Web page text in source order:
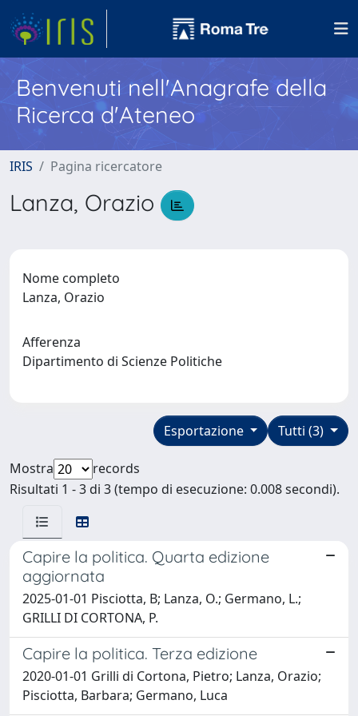
Benvenuti nell'Anagrafe della
Ricerca d'Ateneo
IRIS Pagina ricercatore
Lanza, Orazio
Nome completo
Lanza, Orazio
Afferenza
Dipartimento di Scienze Politiche
Tutti (3)
Esportazione
Mostra
records
Risultati 1 - 3 di 3 (tempo di esecuzione: 0.008 secondi).
Capire la politica. Quarta edizione
aggiornata
2025-01-01 Pisciotta, B; Lanza, O.; Germano, L.;
GRILLI DI CORTONA, P.
Capire la politica. Terza edizione
2020-01-01 Grilli di Cortona, Pietro; Lanza, Orazio;
Pisciotta, Barbara; Germano, Luca